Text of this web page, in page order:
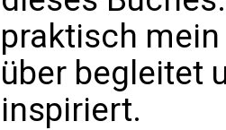
praktisch
über begleitet
inspiriert.